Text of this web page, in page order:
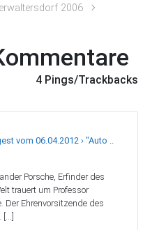
2006
4 Pings/Trackbacks
vom 06.04.2012 › "Auto ..
Porsche, Erfinder des
trauert um Professor
Der Ehrenvorsitzende des
[…]